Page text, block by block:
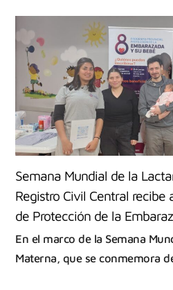
Semana Mundial de la
Registro Civil Central recibe
de Protección de la
En el marco de la Semana
Materna, que se conmemora